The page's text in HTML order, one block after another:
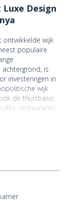
Design
ontwikkelde wijk
populaire
is
investeringen in
wijk
de thuisbasis
restaurants,
de meest
van alle
km van het